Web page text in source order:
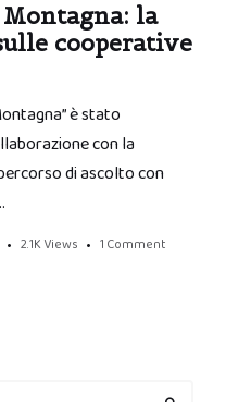
la
cooperative
è stato
con la
di ascolto con
2.1K Views 1 Comment